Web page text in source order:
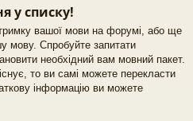
у списку!
вашої мови на форумі, або ще
мову. Спробуйте запитати
необхідний вам мовний пакет.
то ви самі можете перекласти
інформацію ви можете